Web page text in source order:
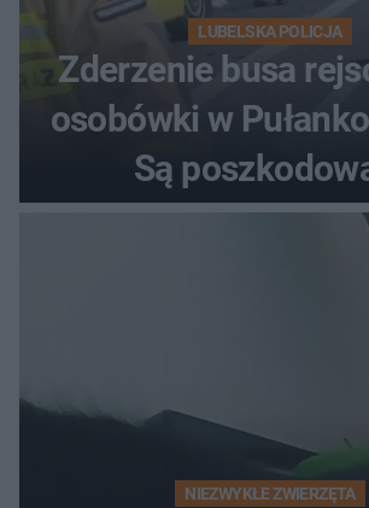
LUBELSKA POLICJA
Zderzenie busa
osobówki w
Są
NIEZWYKŁE ZWIERZĘTA